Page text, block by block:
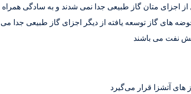
معمول از اجزای متان گاز طبیعی جدا نمی شدند و به سادگی
های گاز توسعه یافته از دیگر اجزای گاز طبیعی جدا
نفت می باشند
های آتشزا قرار می‌گیرد